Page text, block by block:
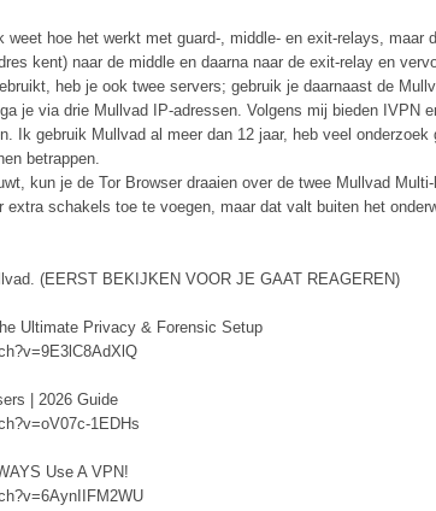
weet hoe het werkt met guard-, middle- en exit-relays, maar
kent) naar de middle en daarna naar de exit-relay en
heb je ook twee servers; gebruik je daarnaast de
je via drie Mullvad IP-adressen. Volgens mij bieden IVPN
Ik gebruik Mullvad al meer dan 12 jaar, heb veel onderzoek
betrappen.
kun je de Tor Browser draaien over de twee Mullvad
extra schakels toe te voegen, maar dat valt buiten het
(EERST BEKIJKEN VOOR JE GAAT REAGEREN)
Ultimate Privacy & Forensic Setup
| 2026 Guide
1EDHs
Use A VPN!